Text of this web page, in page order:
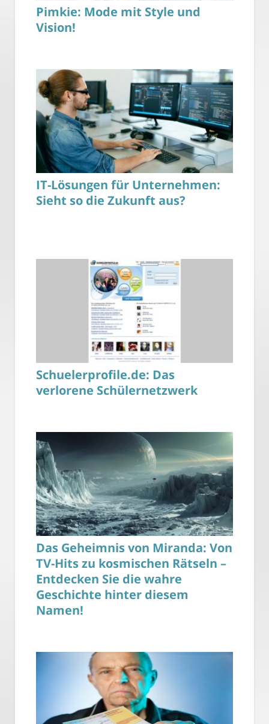
Pimkie: Mode mit Style und
Vision!
IT-Lösungen für Unternehmen:
Sieht so die Zukunft aus?
Schuelerprofile.de: Das
verlorene Schülernetzwerk
Das Geheimnis von Miranda: Von
TV-Hits zu kosmischen Rätseln –
Entdecken Sie die wahre
Geschichte hinter diesem
Namen!